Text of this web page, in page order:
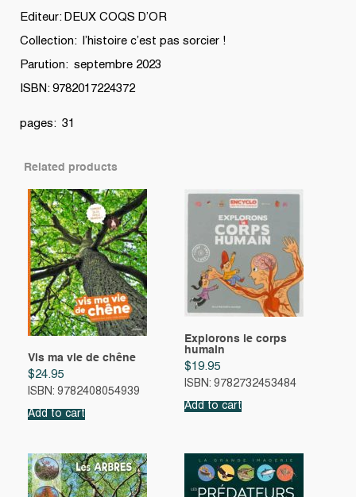
Editeur: DEUX COQS D’OR
Collection: l’histoire c’est pas sorcier !
Parution: septembre 2023
ISBN: 9782017224372
pages: 31
Related products
Vis ma vie de chêne
$24.95
ISBN: 9782408054939
Add to cart
Explorons le corps
humain
$19.95
ISBN: 9782732453484
Add to cart